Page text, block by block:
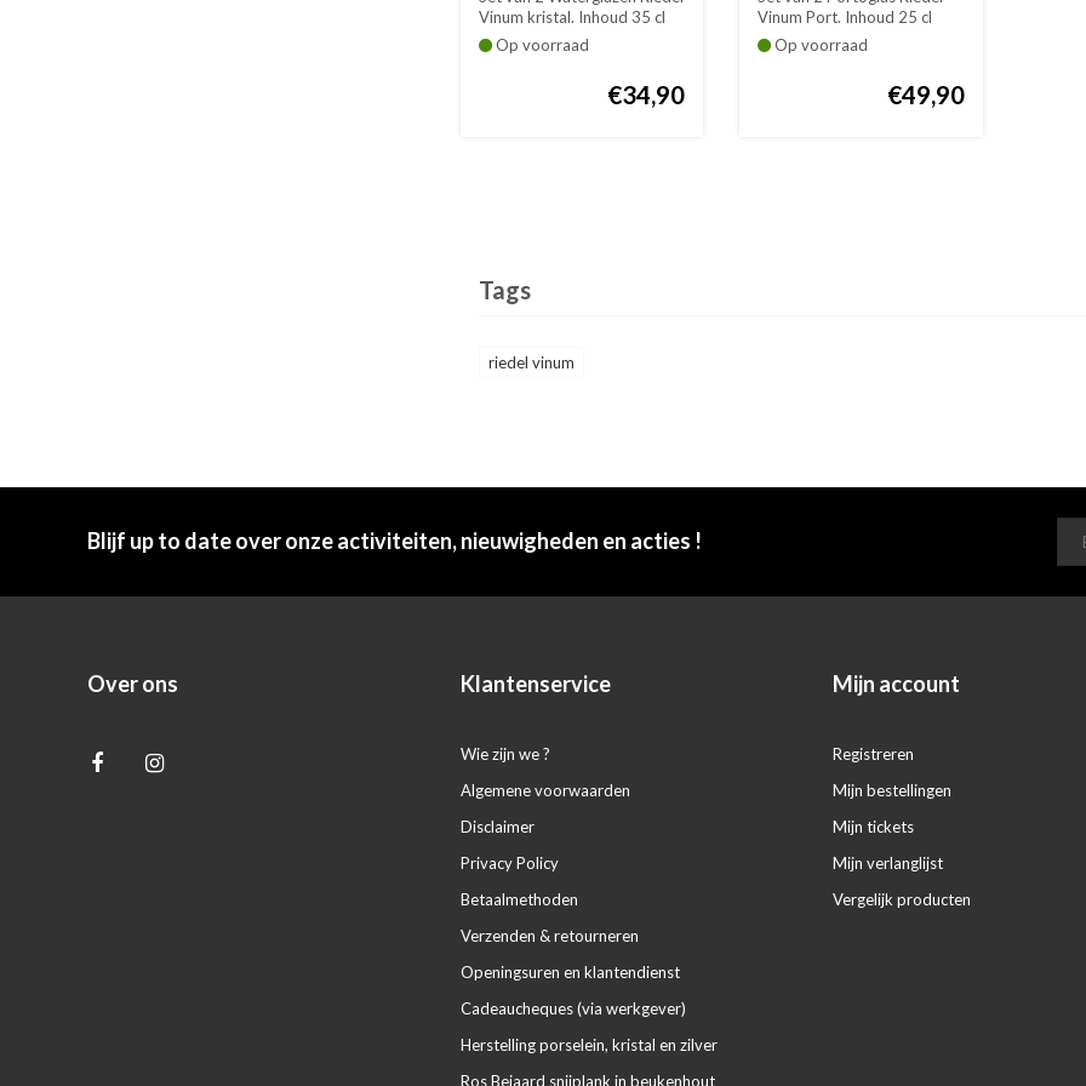
Vinum kristal. Inhoud 35 cl
Ho...Op voorraad
€34,90
Vinum Port. Inhoud 25 cl
Hoogte...
Op voorraad
€49,90
Tags
riedel vinum
Blijf up to date over onze activiteiten, nieuwigheden en acties !
Over ons Klantenservice
Wie zijn we ?
Algemene voorwaarden
Disclaimer
Privacy Policy
Betaalmethoden
Verzenden & retourneren
Openingsuren en klantendienst
Cadeaucheques (via werkgever)
Herstelling porselein, kristal en zilver
Ros Beiaard snijplank in beukenhout
Mijn account
Registreren
Mijn bestellingen
Mijn tickets
Mijn verlanglijst
Vergelijk producten